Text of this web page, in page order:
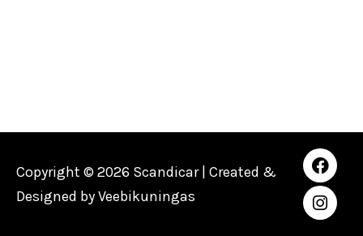
Copyright © 2026 Scandicar | Created &
Designed byVeebikuningas